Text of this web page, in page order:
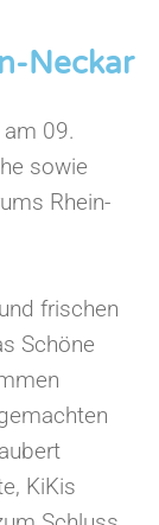
Neckar
09.
sowie
Rhein-
frischen
Schöne
KiKis